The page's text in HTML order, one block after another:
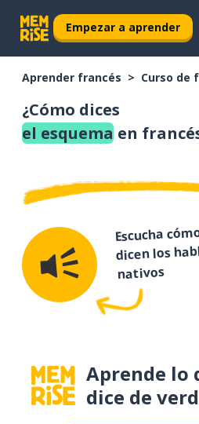
Empezar a aprender
Aprender francés Curso de
¿Cómo dices
el esquema en
Escucha
dicen los
nativos
Aprende lo
dice de